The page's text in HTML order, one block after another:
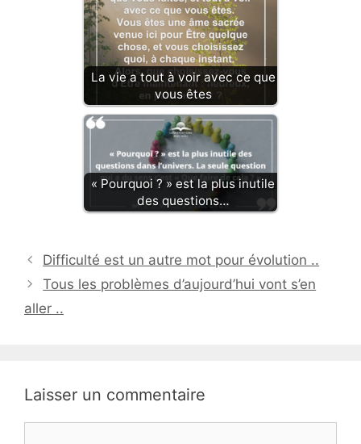
La vie a tout à voir avec ce que
vous êtes
« Pourquoi ? » est la plus inutile
des questions…
Difficulté est un autre mot pour évolution ..
Tous les problèmes d’aujourd’hui vont s’en
aller ..
Laisser un commentaire